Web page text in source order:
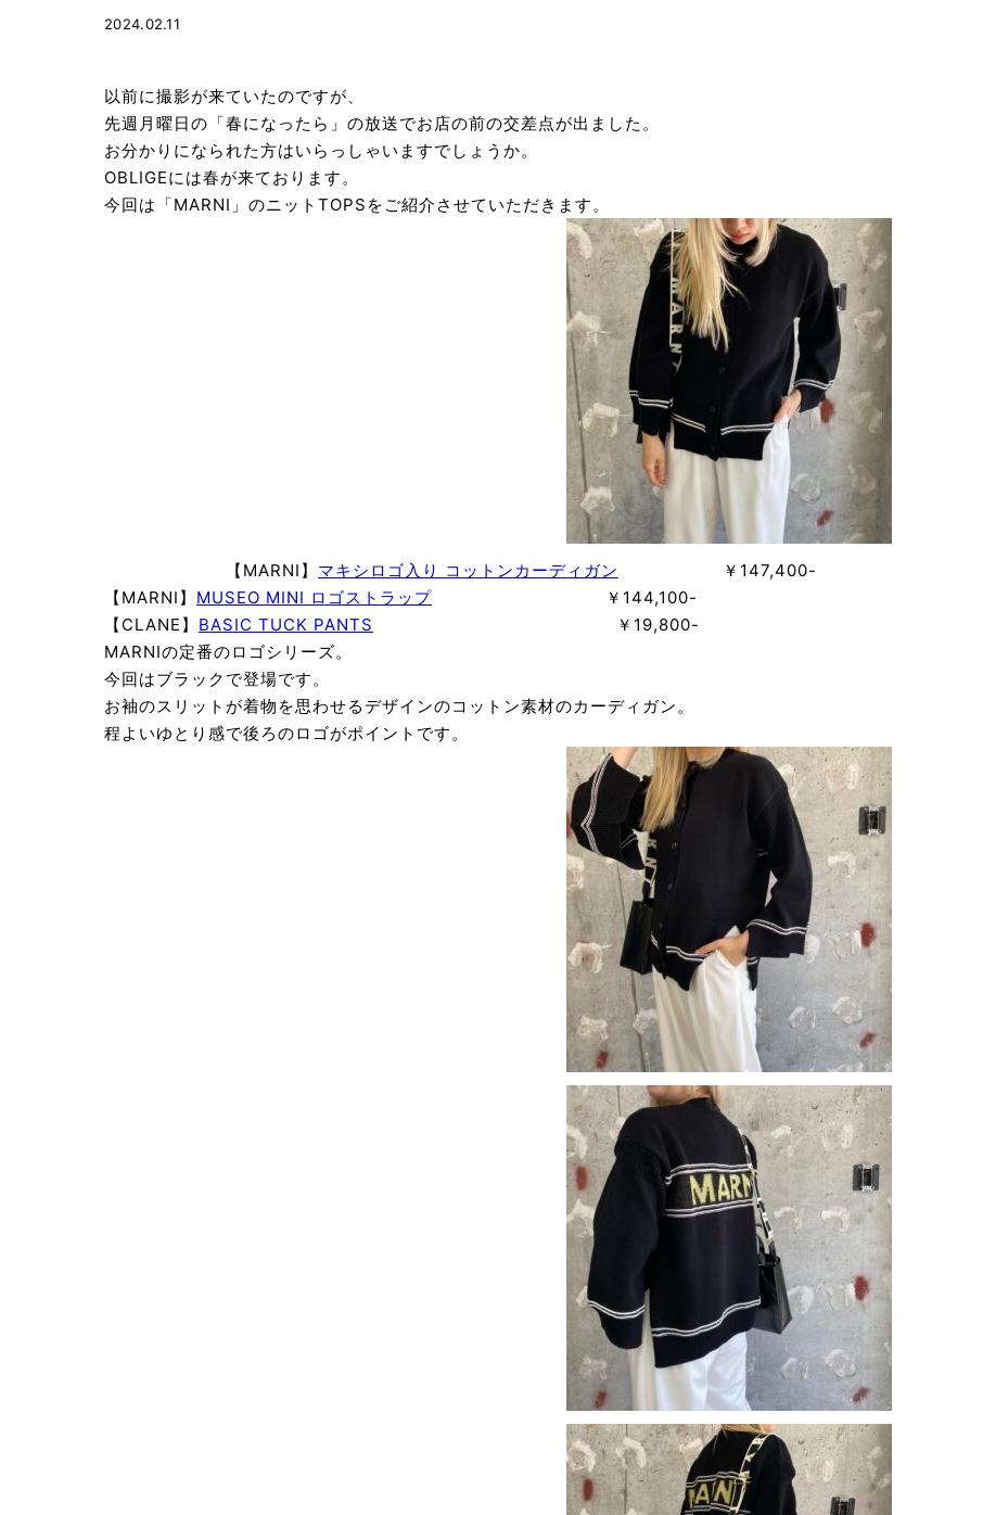
2024.02.11
以前に撮影が来ていたのですが、
先週月曜日の「春になったら」の放送でお店の前の交差点が出ました。
お分かりになられた方はいらっしゃいますでしょうか。
OBLIGEには春が来ております。
今回は「MARNI」のニットTOPSをご紹介させていただきます。
【MARNI】 マキシロゴ入り コットンカーディガン
￥147,400-
【MARNI】 MUSEO MINI ロゴストラップ ￥144,100-
【CLANE】 BASIC TUCK PANTS
￥19,800-
MARNIの定番のロゴシリーズ。
今回はブラックで登場です。
お袖のスリットが着物を思わせるデザインのコットン素材のカーディガン。
程よいゆとり感で後ろのロゴがポイントです。